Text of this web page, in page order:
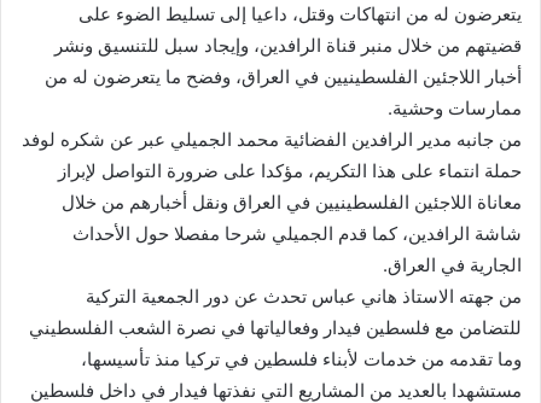
يتعرضون له من انتهاكات وقتل، داعيا إلى تسليط الضوء على
قضيتهم من خلال منبر قناة الرافدين، وإيجاد سبل للتنسيق ونشر
أخبار اللاجئين الفلسطينيين في العراق، وفضح ما يتعرضون له من
ممارسات وحشية.
من جانبه مدير الرافدين الفضائية محمد الجميلي عبر عن شكره لوفد
حملة انتماء على هذا التكريم، مؤكدا على ضرورة التواصل لإبراز
معاناة اللاجئين الفلسطينيين في العراق ونقل أخبارهم من خلال
شاشة الرافدين، كما قدم الجميلي شرحا مفصلا حول الأحداث
الجارية في العراق.
من جهته الاستاذ هاني عباس تحدث عن دور الجمعية التركية
للتضامن مع فلسطين فيدار وفعالياتها في نصرة الشعب الفلسطيني
وما تقدمه من خدمات لأبناء فلسطين في تركيا منذ تأسيسها،
مستشهدا بالعديد من المشاريع التي نفذتها فيدار في داخل فلسطين